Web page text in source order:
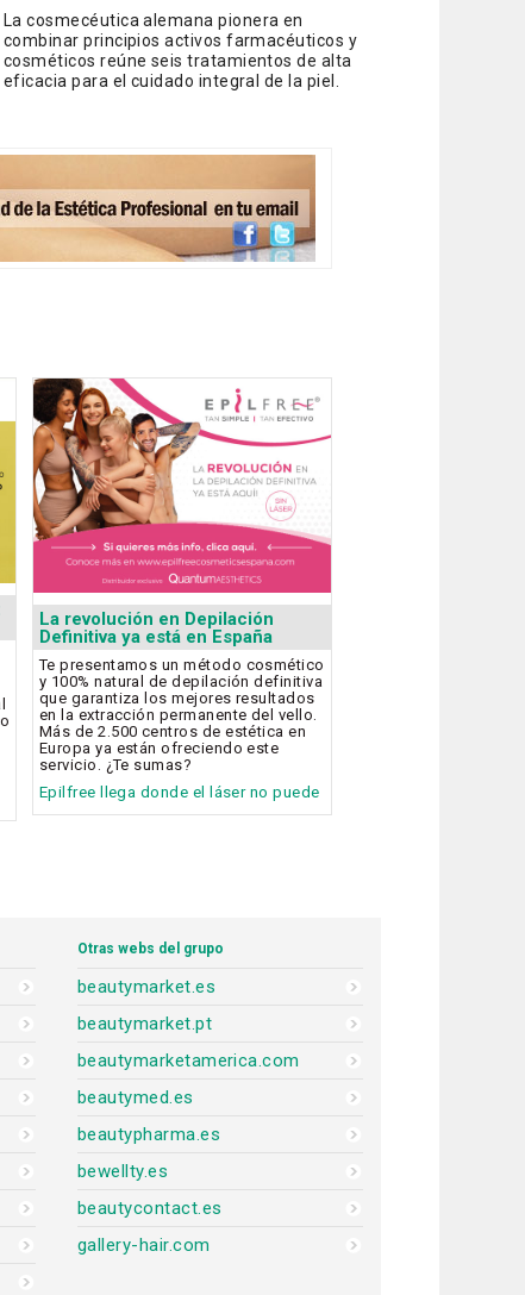
La cosmecéutica alemana pionera en
combinar principios activos farmacéuticos y
cosméticos reúne seis tratamientos de alta
eficacia para el cuidado integral de la piel.
La revolución en Depilación
Definitiva ya está en España
Te presentamos un método cosmético
y 100% natural de depilación definitiva
que garantiza los mejores resultados
en la extracción permanente del vello.
Más de 2.500 centros de estética en
Europa ya están ofreciendo este
servicio. ¿Te sumas?
Epilfree llega donde el láser no puede
Otras webs del grupo
beautymarket.es
beautymarket.pt
beautymarketamerica.com
beautymed.es
beautypharma.es
bewellty.es
beautycontact.es
gallery-hair.com